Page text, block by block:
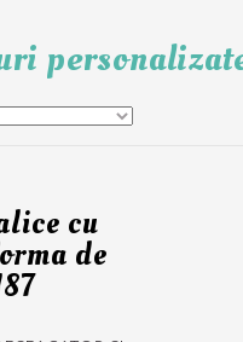
cu
de